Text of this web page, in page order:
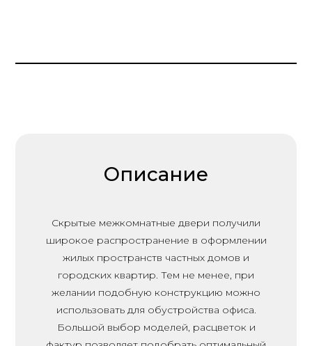
Описание
Скрытые межкомнатные двери получили
широкое распространение в оформлении
жилых пространств частных домов и
городских квартир. Тем не менее, при
желании подобную конструкцию можно
использовать для обустройства офиса.
Большой выбор моделей, расцветок и